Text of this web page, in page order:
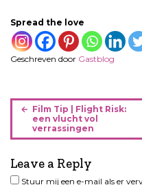
Spread the love
Geschreven door Gastblog
B
r
c
h
Film Tip | Flight Risk:
een vlucht vol
verrassingen
Leave a Reply
Stuur mij een e-mail als er